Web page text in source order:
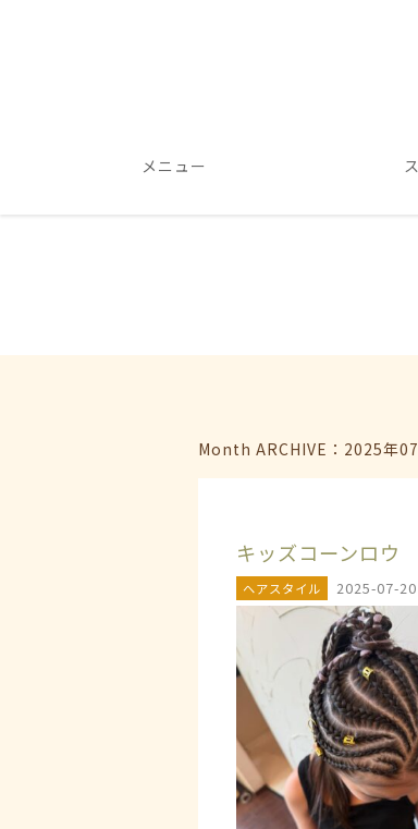
メニュー
Month ARCHIVE：2025年
キッズコーンロウ
ヘアスタイル 2025-07-20